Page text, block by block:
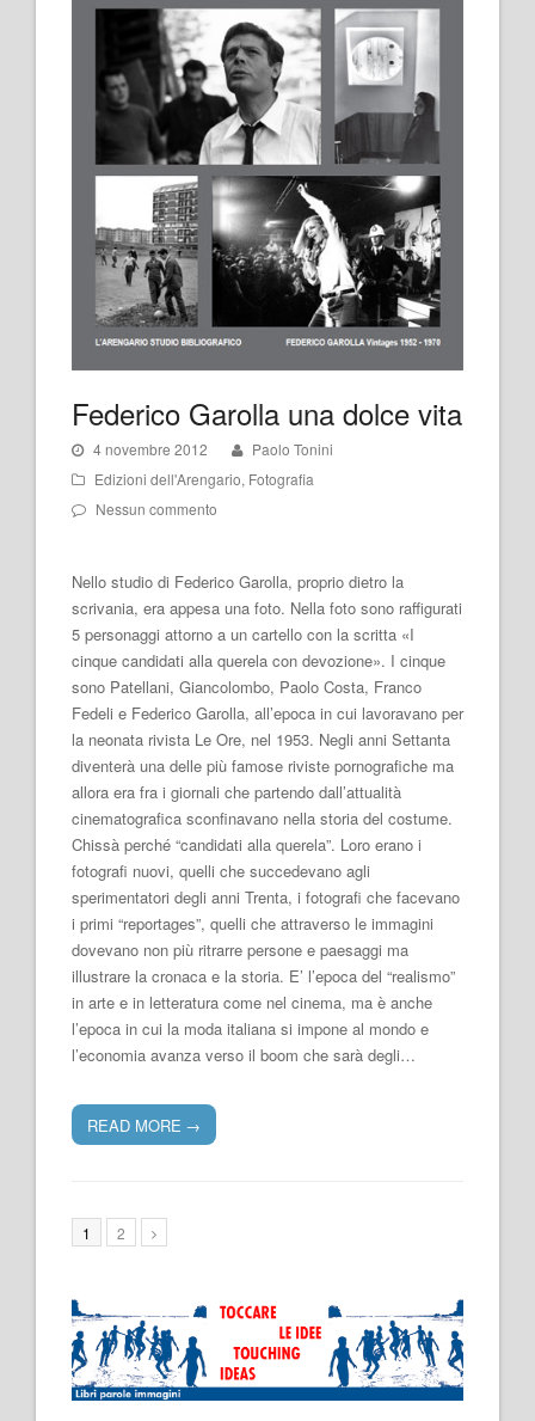
Federico Garolla una dolce vita
4 novembre 2012
Paolo Tonini
Edizioni dell'Arengario, Fotografia
Nessun commento
Nello studio di Federico Garolla, proprio dietro la
scrivania, era appesa una foto. Nella foto sono raffigurati
5 personaggi attorno a un cartello con la scritta «I
cinque candidati alla querela con devozione». I cinque
sono Patellani, Giancolombo, Paolo Costa, Franco
Fedeli e Federico Garolla, all’epoca in cui lavoravano per
la neonata rivista Le Ore, nel 1953. Negli anni Settanta
diventerà una delle più famose riviste pornografiche ma
allora era fra i giornali che partendo dall’attualità
cinematografica sconfinavano nella storia del costume.
Chissà perché “candidati alla querela”. Loro erano i
fotografi nuovi, quelli che succedevano agli
sperimentatori degli anni Trenta, i fotografi che facevano
i primi “reportages”, quelli che attraverso le immagini
dovevano non più ritrarre persone e paesaggi ma
illustrare la cronaca e la storia. E’ l’epoca del “realismo”
in arte e in letteratura come nel cinema, ma è anche
l’epoca in cui la moda italiana si impone al mondo e
l’economia avanza verso il boom che sarà degli…
READ MORE →
1 2